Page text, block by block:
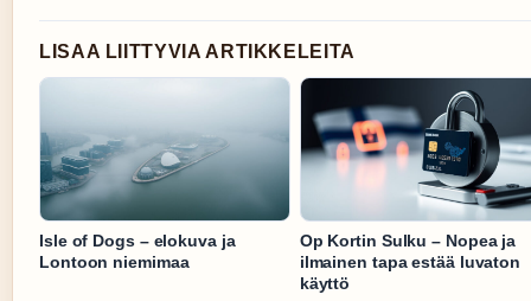
LISAA LIITTYVIA ARTIKKELEITA
Isle of Dogs – elokuva ja
Lontoon niemimaa
Op Kortin Sulku – Nopea ja
ilmainen tapa estää luvaton
käyttö